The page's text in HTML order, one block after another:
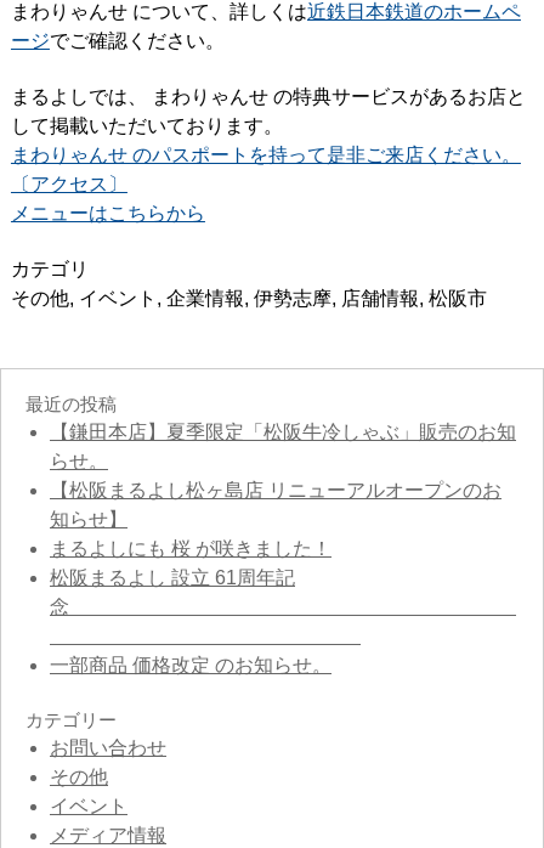
まわりゃんせ について、詳しくは近鉄日本鉄道のホームペ
ージでご確認ください。
まるよしでは、 まわりゃんせ の特典サービスがあるお店と
して掲載いただいております。
まわりゃんせ のパスポートを持って是非ご来店ください。
〔アクセス〕
メニューはこちらから
カテゴリ
その他, イベント , 企業情報, 伊勢志摩, 店舗情報, 松阪市
最近の投稿
【鎌田本店】夏季限定「松阪牛冷しゃぶ」販売のお知
らせ。
【松阪まるよし松ヶ島店 リニューアルオープンのお
知らせ】
まるよしにも 桜 が咲きました！
松阪まるよし 設立 61周年記
念
一部商品 価格改定 のお知らせ。
カテゴリー
お問い合わせ
その他
イベント
メディア情報